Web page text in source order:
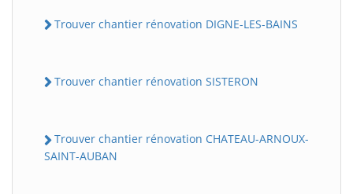
Trouver chantier rénovation DIGNE-LES-BAINS
Trouver chantier rénovation SISTERON
Trouver chantier rénovation CHATEAU-ARNOUX-
SAINT-AUBAN